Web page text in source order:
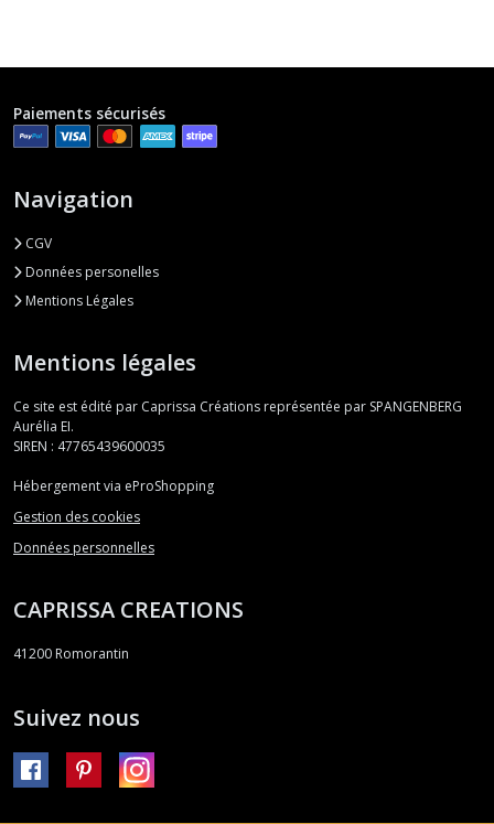
Paiements sécurisés
Navigation
CGV
Données personelles
Mentions Légales
Mentions légales
Ce site est édité par Caprissa Créations représentée par SPANGENBERG
Aurélia EI.
SIREN : 47765439600035
Hébergement via eProShopping
Gestion des cookies
Données personnelles
CAPRISSA CREATIONS
41200 Romorantin
Suivez nous